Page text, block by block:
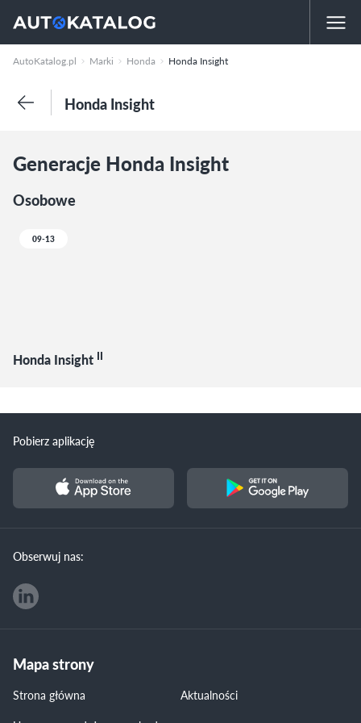
AutoKatalog.pl Marki Honda Honda Insight
Honda Insight
Generacje Honda Insight
Osobowe
09-13
Honda Insight II
Pobierz aplikację
Obserwuj nas:
Mapa strony
Strona główna
Aktualności